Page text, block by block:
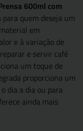
600ml com
quem deseja um
em
e à variação de
e servir café
um toque de
proporciona um
dia a dia ou para
ainda mais